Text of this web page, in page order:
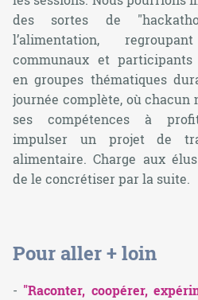
des sortes de
l’alimentation,
communaux et participants
en groupes thématiques
journée complète, où chacun
ses compétences à
impulser un projet de
alimentaire. Charge aux
de le concrétiser par la suite.
Pour aller + loin
- "Raconter, coopérer,